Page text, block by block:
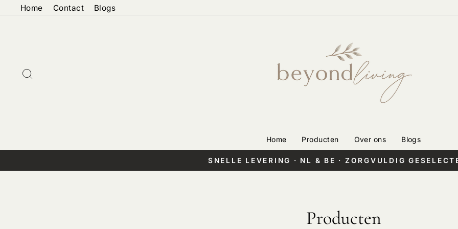
Doorgaan
Home Contact Blogs
Home Producten Over ons Blogs
SNELLE LEVERING · NL & BE · ZORGVULDIG
Producten